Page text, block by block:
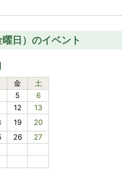
日）のイベント
金
土
5
6
12
13
19
20
26
27